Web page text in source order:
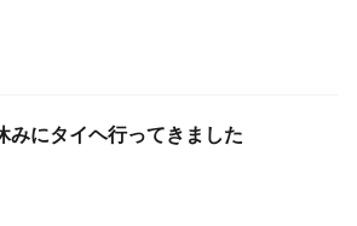
みにタイヘ行ってきました